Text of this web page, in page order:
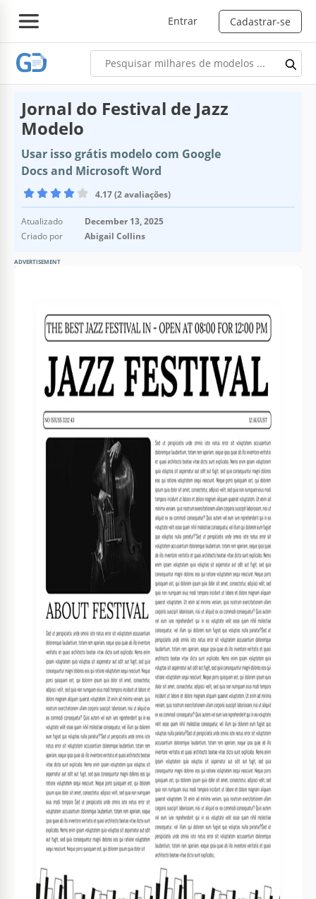
Entrar Cadastrar-se
Jornal do Festival de Jazz
Modelo
Usar isso grátis modelo com Google
Docs and Microsoft Word
4.17 (2 avaliações)
Atualizado
December 13, 2025
Criado por
Abigail Collins
ADVERTISEMENT